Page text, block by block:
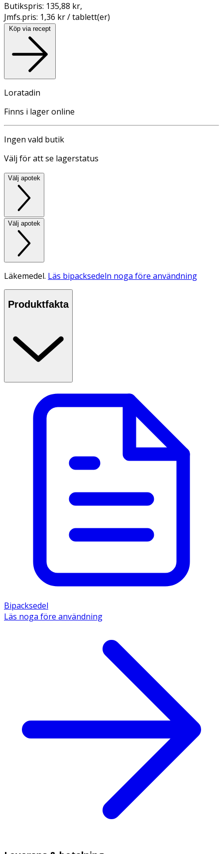
Butikspris: 135,88 kr,
Jmfs.pris: 1,36 kr / tablett(er)
Köp via recept
Loratadin
Finns i lager online
Ingen vald butik
Välj för att se lagerstatus
Välj apotek
Välj apotek
Läkemedel. Läs bipacksedeln noga före användning
Produktfakta
Bipacksedel
Läs noga före användning